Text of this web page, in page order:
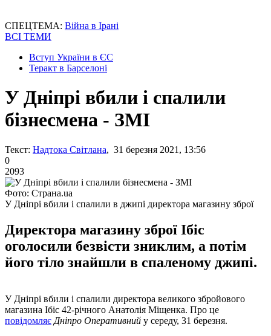
СПЕЦТЕМА: Війна в Ірані
ВСІ ТЕМИ
Вступ України в ЄС
Теракт в Барселоні
У Дніпрі вбили і спалили
бізнесмена - ЗМІ
Текст: Надтока Світлана, 31 березня 2021, 13:56
0
2093
Фото: Страна.ua
У Дніпрі вбили і спалили в джипі директора магазину зброї
Директора магазину зброї Ібіс
оголосили безвісти зниклим, а потім
його тіло знайшли в спаленому джипі.
У Дніпрі вбили і спалили директора великого збройового
магазина Ібіс 42-річного Анатолія Міщенка. Про це
повідомляє Дніпро Оперативний у середу, 31 березня.